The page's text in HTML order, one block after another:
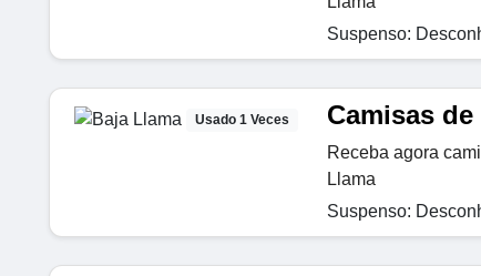
Suspenso:
Usado 1 Veces Camisas
Receba agora
Llama
Suspenso: